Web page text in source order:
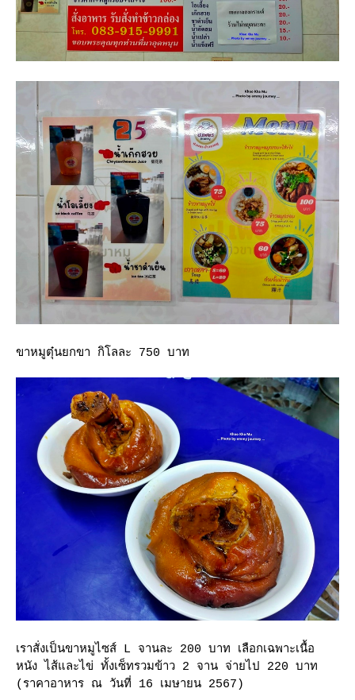
ขาหมูตุ๋นยกขา กิโลละ 750 บาท
เราสั่งเป็นขาหมูไซส์ L จานละ 200 บาท เลือกเฉพาะเนื้อ
หนัง ไส้และไข่ ทั้งเซ็ทรวมข้าว 2 จาน จ่ายไป 220 บาท
(ราคาอาหาร ณ วันที่ 16 เมษายน 2567)